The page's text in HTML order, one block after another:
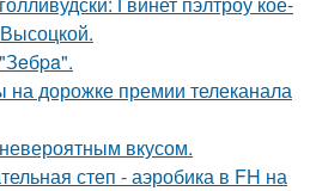
дорожке премии телеканала
вкусом.
степ - аэробика в FH на